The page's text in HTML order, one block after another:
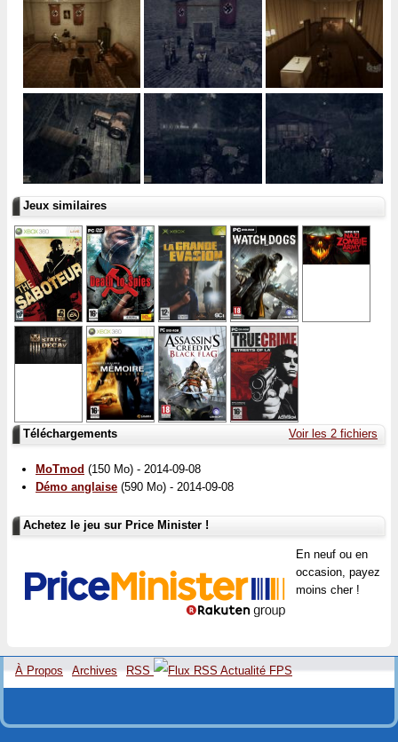
Jeux similaires
Voir les 2 fichiers
Téléchargements
MoTmod (150 Mo) - 2014-09-08
Démo anglaise (590 Mo) - 2014-09-08
Achetez le jeu sur Price Minister !
En neuf ou en
occasion, payez
moins cher !
À Propos Archives RSS